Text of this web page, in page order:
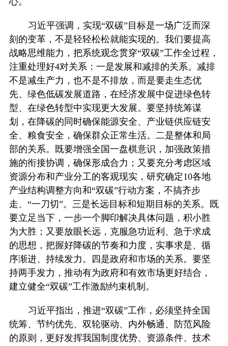
习近平强调，实现“双碳”目标是一场广泛而深
刻的变革，不是轻轻松松就能实现的。我们要提高
战略思维能力，把系统观念贯穿“双碳”工作全过程，
注重处理好4对关系：一是发展和减排的关系。减排
不是减生产力，也不是不排放，而是要走生态优
先、绿色低碳发展道路，在经济发展中促进绿色转
型、在绿色转型中实现更大发展。要坚持统筹谋
划，在降碳的同时确保能源安全、产业链供应链安
全、粮食安全，确保群众正常生活。二是整体和局
部的关系。既要增强全国一盘棋意识，加强政策措
施的衔接协调，确保形成合力；又要充分考虑区域
资源分布和产业分工的客观现实，研究确定10各地
产业结构调整方向和“双碳”行动方案，不搞齐步
走、“一刀切”。三是长远目标和短期目标的关系。既
要立足当下，一步一个脚印解决具体问题，积小胜
为大胜；又要放眼长远，克服急功近利、急于求成
的思想，把握好降碳的节奏和力度，实事求是、循
序渐进、持续发力。四是政府和市场的关系。要坚
持两手发力，推动有为政府和有效市场更好结合，
建立健全“双碳”工作激励约束机制。
习近平指出，推进“双碳”工作，必须坚持全国
统筹、节约优先、双轮驱动、内外畅通、防范风险
的原则，更好发挥我国制度优势、资源条件、技术